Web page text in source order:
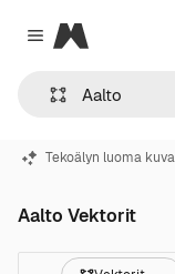
Close menu
Magnific
Tekoälyn luoma kuva
Aalto Vektorit